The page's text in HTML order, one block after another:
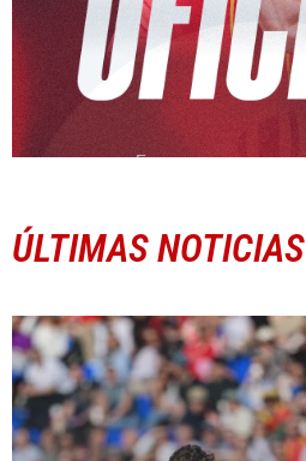
ÚLTIMAS NOTICIAS